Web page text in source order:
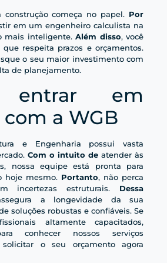
construção começa no papel. Por
em um engenheiro calculista na
mais inteligente. Além disso, você
respeita prazos e orçamentos.
o seu maior investimento com
de planejamento.
entrar em
a WGB
e Engenharia possui vasta
Com o intuito de atender às
nossa equipe está pronta para
hoje mesmo. Portanto, não perca
incertezas estruturais. Dessa
a longevidade da sua
soluções robustas e confiáveis. Se
altamente capacitados,
conhecer nossos serviços
solicitar o seu orçamento agora